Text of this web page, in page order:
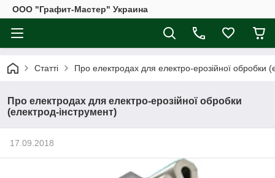
ООО "Графит-Мастер" Украина
Статті Про електродах для електро-ерозійної обробки
Про електродах для електро-ерозійної обробки
(електрод-інструмент)
17.09.2018